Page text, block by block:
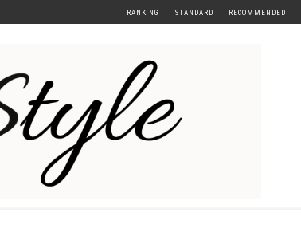
RECOMMENDED
STANDARD
RANKING